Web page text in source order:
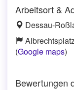
Arbeitsort &
Dessau-
(Google maps)
Bewertungen